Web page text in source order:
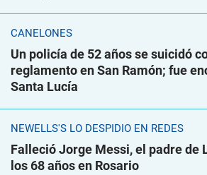
CANELONES
Un policía de 52 años se suicidó
reglamento en San Ramón; fue
Santa Lucía
NEWELLS'S LO DESPIDIÓ EN REDES
Falleció Jorge Messi, el padre de
los 68 años en Rosario